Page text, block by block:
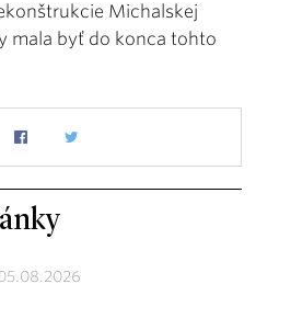
Michalskej
mala byť do konca tohto